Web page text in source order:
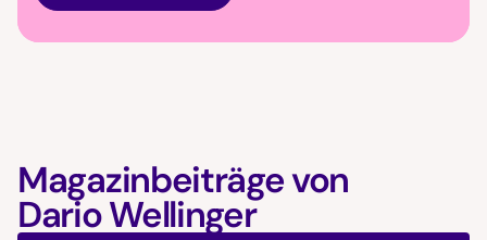
Magazinbeiträge von
Dario Wellinger